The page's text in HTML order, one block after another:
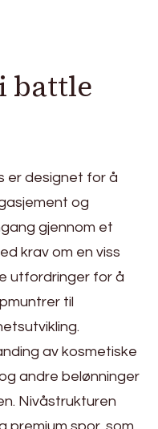
battle
er designet for å
og
gjennom et
krav om en viss
utfordringer for å
til
av kosmetiske
andre belønninger
Nivåstrukturen